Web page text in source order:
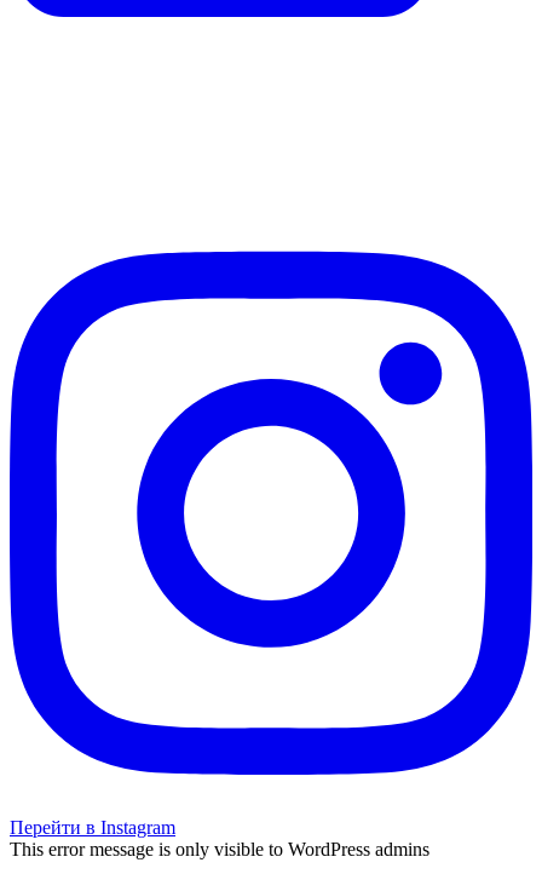
Перейти в Instagram
This error message is only visible to WordPress admins